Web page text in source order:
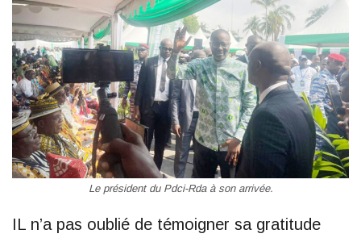
Le président du Pdci-Rda à son arrivée.
IL n’a pas oublié de témoigner sa gratitude